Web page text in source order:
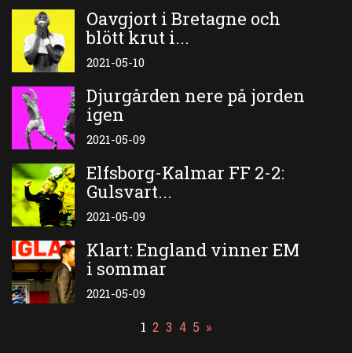
Oavgjort i Bretagne och
blött krut i...
2021-05-10
Djurgården nere på jorden
igen
2021-05-09
Elfsborg-Kalmar FF 2-2:
Gulsvart...
2021-05-09
Klart: England vinner EM
i sommar
2021-05-09
1 2 3 4 5 »